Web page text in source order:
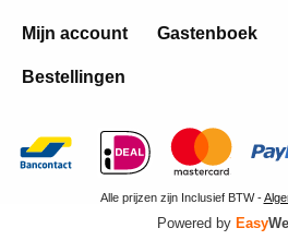
Mijn account Gastenboek
Bestellingen
Alle prijzen zijn Inclusief BTW -
Powered by Easy